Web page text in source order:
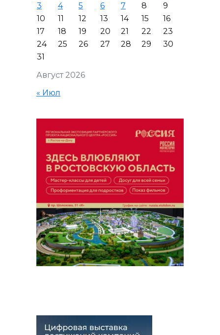
Август 2026
3
4 5 6 7 8
9
10
11 12 13 14 15
16
17
18 19 20 21 22
23
24
25 26 27 28 29
30
31
« Июл